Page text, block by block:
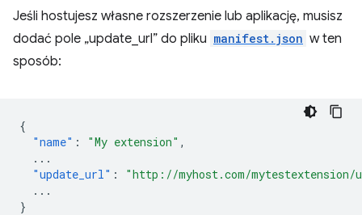
Jeśli hostujesz własne rozszerzenie lub aplikację, musisz
dodać pole „update_url” do pliku manifest.json w ten
sposób:
{
"name" : "My extension" ,
...
"update_url" :
"http://myhost.com/mytestextension/
...
}